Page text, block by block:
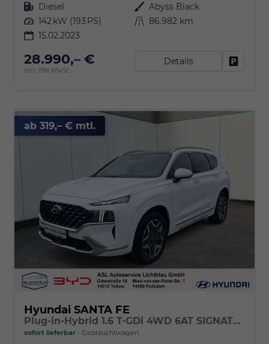
Kraftstoff Diesel Außenfarbe Abyss Black
Leistung 142 kW (193 PS) Kilometerstand 86.982 km
15.02.2023
28.990,– €
incl. 19% MwSt.
Details
ab 319,– € mtl.
Hyundai SANTA FE
Plug-in-Hybrid 1.6 T-GDi 4WD 6AT SIGNATURE Panoramadach
sofort lieferbar Gebrauchtwagen